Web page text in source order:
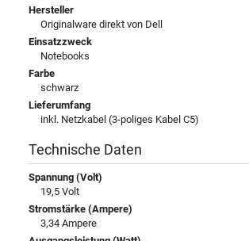
Hersteller
Originalware direkt von Dell
Einsatzzweck
Notebooks
Farbe
schwarz
Lieferumfang
inkl. Netzkabel (3-poliges Kabel C5)
Technische Daten
Spannung (Volt)
19,5 Volt
Stromstärke (Ampere)
3,34 Ampere